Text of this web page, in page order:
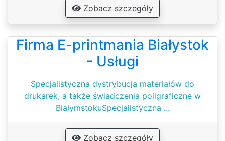
Zobacz szczegóły
Firma E-printmania Białystok
- Usługi
Specjalistyczna dystrybucja materiałów do
drukarek, a także świadczenia poligraficzne w
BiałymstokuSpecjalistyczna ...
Zobacz szczegóły